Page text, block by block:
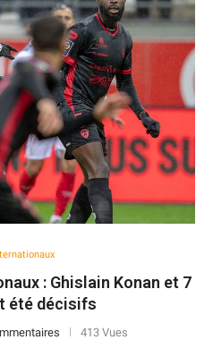
: Ghislain Konan et 7
été décisifs
413 Vues